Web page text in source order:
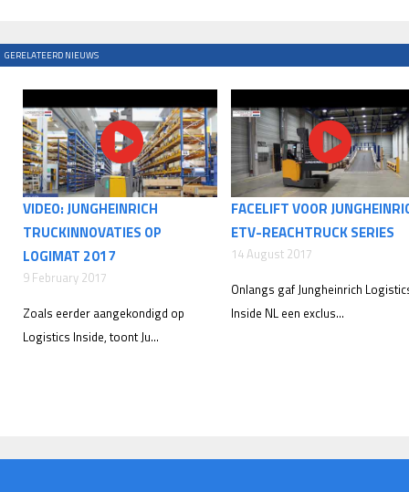
GERELATEERD NIEUWS
VIDEO: JUNGHEINRICH
TRUCKINNOVATIES OP
LOGIMAT 2017
9 February 2017
Zoals eerder aangekondigd op
Logistics Inside, toont Ju...
FACELIFT VOOR
ETV-REACHTRUCK SERIES
14 August 2017
Onlangs gaf Jungheinrich
Inside NL een exclus...